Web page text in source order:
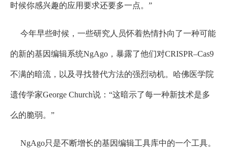
时候你感兴趣的应用要求还要多一点。”
今年早些时候，一些研究人员怀着热情扑向了一种可能
的新的基因编辑系统NgAgo，暴露了他们对CRISPR–Cas9
不满的暗流，以及寻找替代方法的强烈动机。哈佛医学院
遗传学家George Church说：“这暗示了每一种新技术是多
么的脆弱。”
NgAgo只是不断增长的基因编辑工具库中的一个工具。